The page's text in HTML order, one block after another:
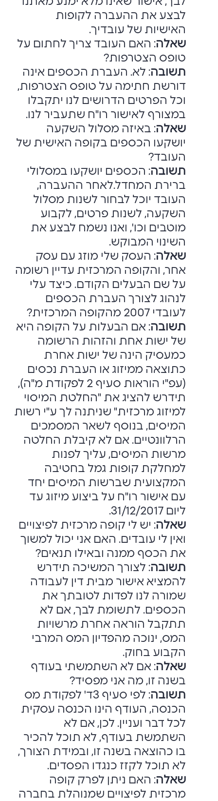
לבצע את ההעברה לקופות
האישיות של ‏עובדיך.‏
שאלה: האם העובד צריך לחתום על
טופס הצטרפות?‏
תשובה: לא. העברת הכספים אינה
דורשת חתימה על טופס הצטרפות,
וכל הפרטים ‏הדרושים לנו יתקבלו
במצורף לאישור רו"ח שתעביר לנו.‏
שאלה: באיזה מסלול השקעה
יושקעו הכספים בקופה האישית של
העובד?‏
תשובה: הכספים יושקעו במסלולי
ברירת המחדל.לאחר ההעברה,
העובד יוכל לבחור ‏לשנות מסלול
השקעה, לשנות פרטים, לקבוע
מוטבים וכו', ואנו נשמח לבצע את
השינוי ‏המבוקש.‏
שאלה: העסק שלי מוזג עם עסק
אחר, והקופה המרכזית עדיין רשומה
על שם הבעלים ‏הקודם. כיצד עלי
לנהוג לצורך העברת הכספים
לעובדי 2007 מהקופה המרכזית?‏
תשובה: אם הבעלות על הקופה היא
של ישות אחת והזהות הרשומה
כמעסיק הינה של ‏ישות אחרת
כתוצאה ממיזוג או העברת נכסים
(עפ"י הוראות סעיף 2 לפקודת מ"ה),
תידרש ‏להציג את "החלטת המיסוי
למיזוג מרכזית" שניתנה לך ע"י רשות
המיסים, בנוסף לשאר ‏המסמכים
הרלוונטיים. אם לא קיבלת החלטה
מרשות המיסים, עליך לפנות
למחלקת ‏קופות גמל בחטיבה
המקצועית שברשות המיסים יחד
עם אישור רו"ח על ביצוע מיזוג עד
‏ליום 31/12/2017. ‏
שאלה: יש לי קופה מרכזית לפיצויים
ואין לי עובדים. האם אני יכול למשוך
את הכסף ‏ממנה ובאילו תנאים?‏
תשובה: לצורך המשיכה תידרש
להמציא אישור מבית דין לעבודה
שמורה לנו לפדות ‏לטובתך את
הכספים. לתשומת לבך, אם לא
תתקבל הוראה אחרת מרשויות
המס, ינוכה ‏מהפדיון המס המרבי
הקבוע בחוק.‏
שאלה: אם לא השתמשתי בעודף
בשנה זו, מה אני מפסיד?‏
תשובה
: לפי סעיף 3ד' לפקודת מס
הכנסה, העודף הינו הכנסה עסקית
לכל דבר ועניין. לכן, ‏אם לא
השתמשת בעודף, לא תוכל להכיר
בו כהוצאה בשנה זו, ובמידת הצורך,
לא תוכל ‏לקזז כנגדו הפסדים.‏
שאלה: האם ניתן לפרק קופה
מרכזית לפיצויים שמנוהלת בחברה